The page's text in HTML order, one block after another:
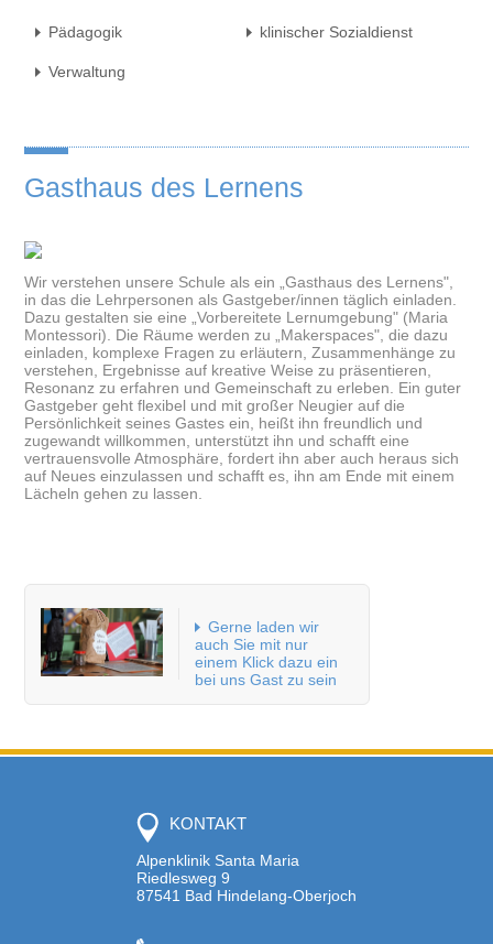
Pädagogik klinischer Sozialdienst
Verwaltung
Gasthaus des Lernens
Wir verstehen unsere Schule als ein „Gasthaus des Lernens",
in das die Lehr­personen als Gastgeber/innen täglich einladen.
Dazu gestalten sie eine „Vorbereitete Lernumgebung" (Maria
Montessori). Die Räume werden zu „Makerspaces", die dazu
einladen, komplexe Fragen zu erläutern, Zusammenhänge zu
verstehen, Ergebnisse auf kreative Weise zu präsentieren,
Resonanz zu erfahren und Gemeinschaft zu erleben. Ein guter
Gast­geber geht flexibel und mit großer Neugier auf die
Persönlichkeit seines Gastes ein, heißt ihn freundlich und
zugewandt willkommen, unterstützt ihn und schafft eine
vertrauensvolle Atmosphäre, fordert ihn aber auch heraus sich
auf Neues einzulassen und schafft es, ihn am Ende mit einem
Lächeln gehen zu lassen.
Gerne laden wir
auch Sie mit nur
einem Klick dazu ein
bei uns Gast zu sein
KONTAKT
Alpenklinik Santa Maria
Riedlesweg 9
87541 Bad Hindelang-Oberjoch